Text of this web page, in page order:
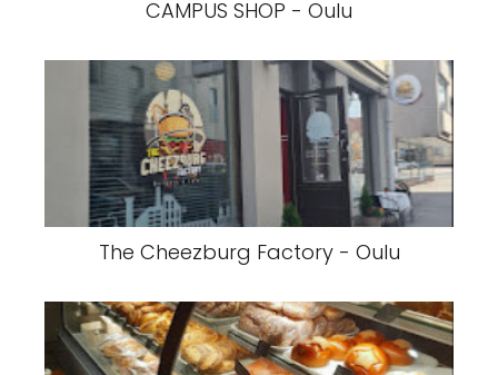
CAMPUS SHOP - Oulu
The Cheezburg Factory - Oulu